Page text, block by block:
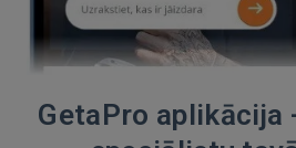
GetaPro aplikācija